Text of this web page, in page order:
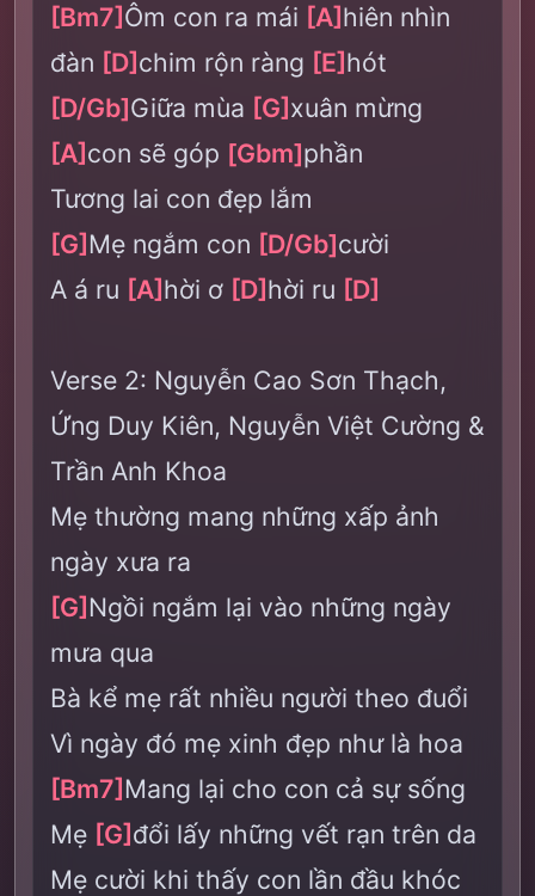
[Bm7]Ôm con ra mái [A]hiên nhìn
đàn [D]chim rộn ràng [E]hót
[D/Gb]Giữa mùa [G]xuân mừng
[A]con sẽ góp [Gbm]phần
Tương lai con đẹp lắm
[G]Mẹ ngắm con [D/Gb]cười
A á ru [A]hời ơ [D]hời ru [D]
Verse 2: Nguyễn Cao Sơn Thạch,
Ứng Duy Kiên, Nguyễn Việt Cường &
Trần Anh Khoa
Mẹ thường mang những xấp ảnh
ngày xưa ra
[G]Ngồi ngắm lại vào những ngày
mưa qua
Bà kể mẹ rất nhiều người theo đuổi
Vì ngày đó mẹ xinh đẹp như là hoa
[Bm7]Mang lại cho con cả sự sống
Mẹ [G]đổi lấy những vết rạn trên da
Mẹ cười khi thấy con lần đầu khóc